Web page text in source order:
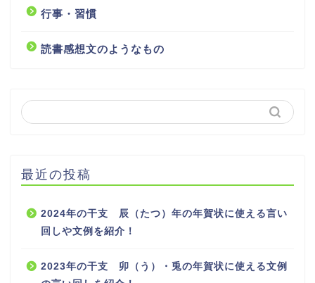
行事・習慣
読書感想文のようなもの
最近の投稿
2024年の干支 辰（たつ）年の年賀状に使える言い
回しや文例を紹介！
2023年の干支 卯（う）・兎の年賀状に使える文例